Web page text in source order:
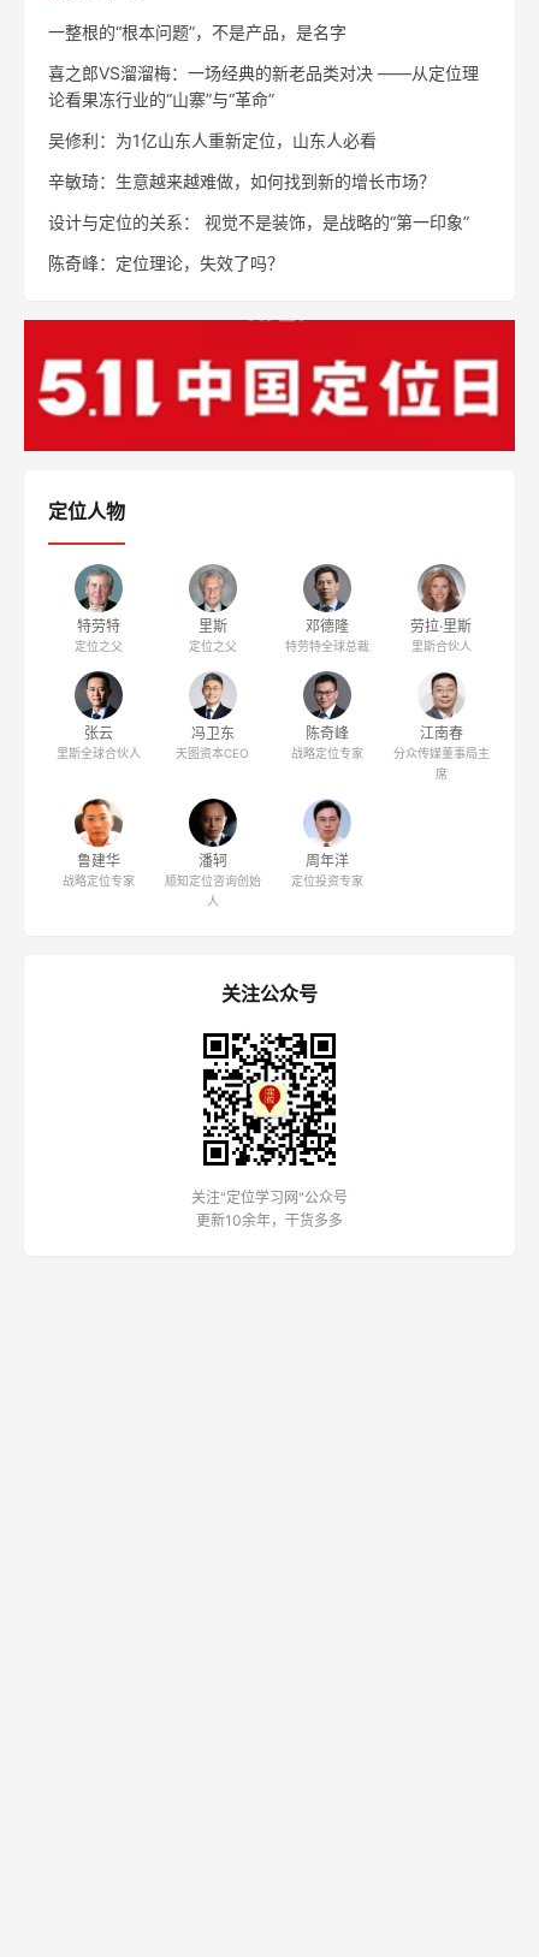
一整根的“根本问题”，不是产品，是名字
喜之郎VS溜溜梅：一场经典的新老品类对决 ——从定位理
论看果冻行业的“山寨”与“革命”
吴修利：为1亿山东人重新定位，山东人必看
辛敏琦：生意越来越难做，如何找到新的增长市场？
设计与定位的关系： 视觉不是装饰，是战略的“第一印象”
陈奇峰：定位理论，失效了吗？
定位人物
特劳特
定位之父
里斯
定位之父
邓德隆
特劳特全球总裁
劳拉·里斯
里斯合伙人
张云
里斯全球合伙人
冯卫东
天图资本CEO
陈奇峰
战略定位专家
江南春
分众传媒董事局主
席
鲁建华
战略定位专家
潘轲
顺知定位咨询创始
人
周年洋
定位投资专家
关注公众号
关注"定位学习网"公众号
更新10余年，干货多多